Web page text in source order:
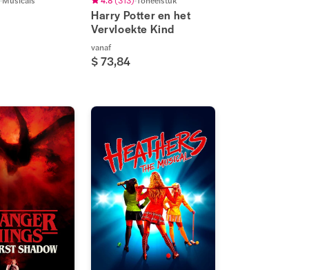
Harry Potter en het
Vervloekte Kind
vanaf
$ 73,84